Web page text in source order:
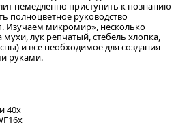
немедленно приступить к познанию
полноцветное руководство
Изучаем микромир», несколько
лук репчатый, стебель хлопка,
и все необходимое для создания
руками.
40х